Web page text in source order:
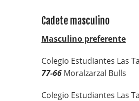
Cadete masculino
Masculino preferente
Colegio Estudiantes Las
77-66 Moralzarzal Bulls
Colegio Estudiantes Las